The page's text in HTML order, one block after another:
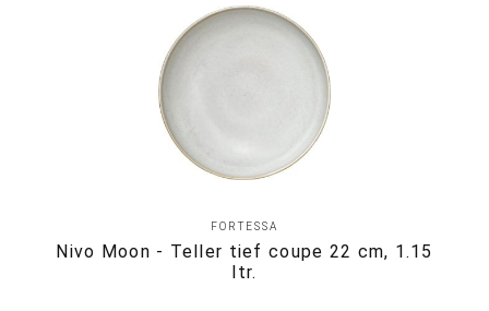
FORTESSA
Nivo Moon - Teller tief coupe 22 cm, 1.15
ltr.